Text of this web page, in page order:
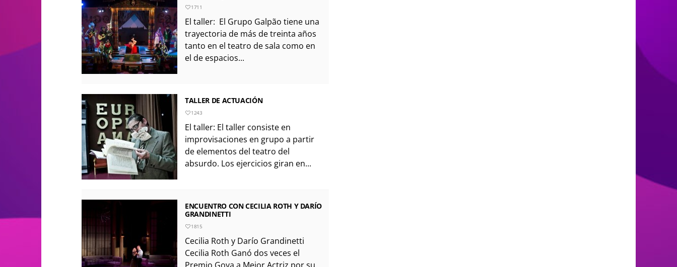
1711
El taller: El Grupo Galpão tiene una
trayectoria de más de treinta años
tanto en el teatro de sala como en
el de espacios...
TALLER DE ACTUACIÓN
1243
El taller: El taller consiste en
improvisaciones en grupo a partir
de elementos del teatro del
absurdo. Los ejercicios giran en...
ENCUENTRO CON CECILIA ROTH Y DARÍO
GRANDINETTI
1815
Cecilia Roth y Darío Grandinetti
Cecilia Roth Ganó dos veces el